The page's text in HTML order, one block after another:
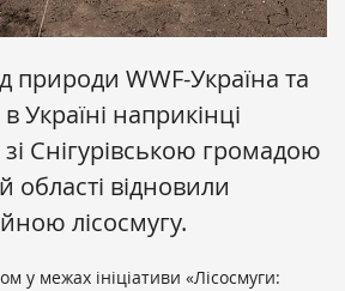
природи WWF-Україна та
Україні наприкінці
Снігурівською громадою
області відновили
лісосмугу.
у межах ініціативи «Лісосмуги: